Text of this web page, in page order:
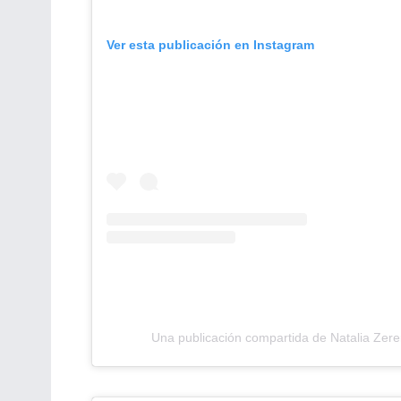
Ver esta publicación en Instagram
Una publicación compartida de Natalia